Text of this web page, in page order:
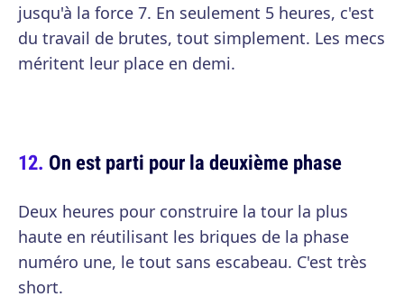
jusqu'à la force 7. En seulement 5 heures, c'est
du travail de brutes, tout simplement. Les mecs
méritent leur place en demi.
On est parti pour la deuxième phase
Deux heures pour construire la tour la plus
haute en réutilisant les briques de la phase
numéro une, le tout sans escabeau. C'est très
short.